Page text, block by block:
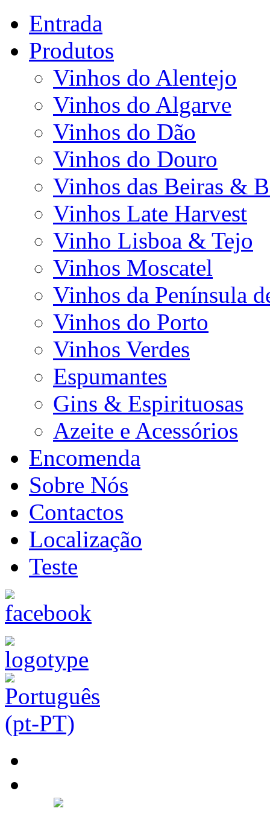
Entrada
Produtos
Vinhos do Alentejo
Vinhos do Algarve
Vinhos do Dão
Vinhos do Douro
Vinhos das Beiras &
Vinhos Late Harvest
Vinho Lisboa & Tejo
Vinhos Moscatel
Vinhos da Península
Vinhos do Porto
Vinhos Verdes
Espumantes
Gins & Espirituosas
Azeite e Acessórios
Encomenda
Sobre Nós
Contactos
Localização
Teste